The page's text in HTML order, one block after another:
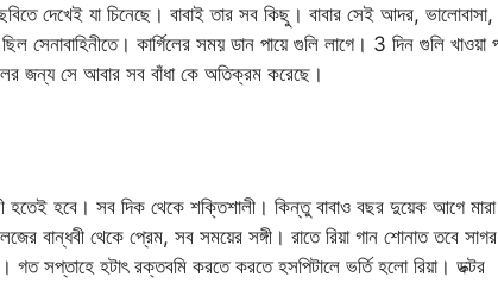
দেখেই যা চিনেছে। বাবাই তার সব কিছু। বাবার সেই আদর, ভালোবাসা,
সেনাবাহিনীতে। কার্গিলের সময় ডান পায়ে গুলি লাগে। 3 দিন গুলি খাওয়া
জন্য সে আবার সব বাঁধা কে অতিক্রম করেছে।
হতেই হবে। সব দিক থেকে শক্তিশালী। কিন্তু বাবাও বছর দুয়েক আগে মারা
বান্ধবী থেকে প্রেম, সব সময়ের সঙ্গী। রাতে রিয়া গান শোনাত তবে সাগর
গত সপ্তাহে হটাৎ রক্তবমি করতে করতে হসপিটালে ভর্তি হলো রিয়া। ডক্টর